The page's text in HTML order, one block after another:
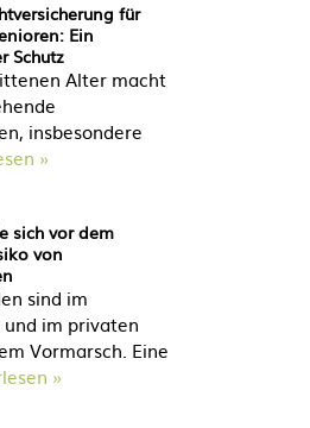
für
Ein
Schutz
Alter macht
insbesondere
»
sich vor dem
von
sind im
im privaten
Vormarsch. Eine
»